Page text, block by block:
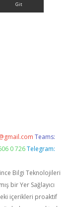
Teams:
0 726 Telegram:
Bilgi Teknolojileri
bir Yer Sağlayıcı
içerikleri proaktif